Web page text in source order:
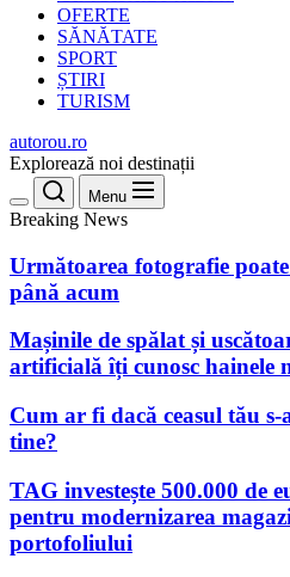
OFERTE
SĂNĂTATE
SPORT
ȘTIRI
TURISM
autorou.ro
Explorează noi destinații
Menu
Breaking News
Următoarea fotografie
până acum
Mașinile de spălat și
artificială îți cunosc hainele
Cum ar fi dacă ceasul tău
tine?
TAG investește 500.000 de
pentru modernizarea
portofoliului